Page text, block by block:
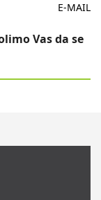
E-MAIL
Vas da se